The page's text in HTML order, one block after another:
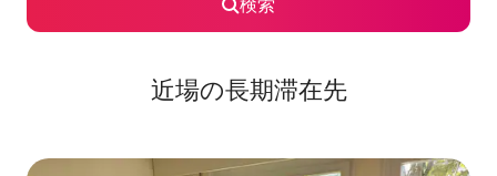
検索
近場の長期滞在先